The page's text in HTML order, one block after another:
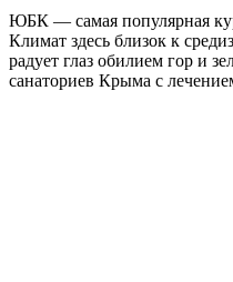
ЮБК — самая популярная
Климат здесь близок к
радует глаз обилием гор и
санаториев Крыма с